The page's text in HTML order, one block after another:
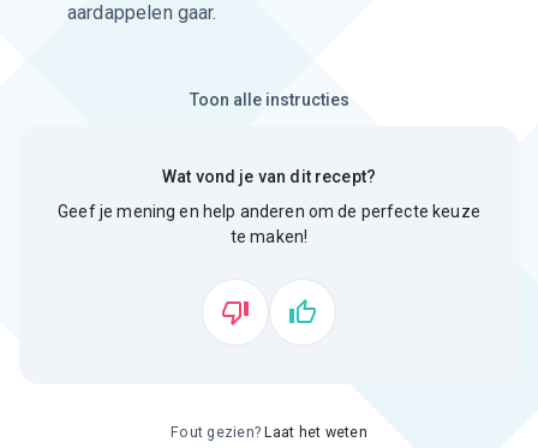
aardappelen gaar.
Toon alle instructies
Wat vond je van dit recept?
Geef je mening en help anderen om de perfecte keuze
te maken!
Fout gezien? Laat het weten